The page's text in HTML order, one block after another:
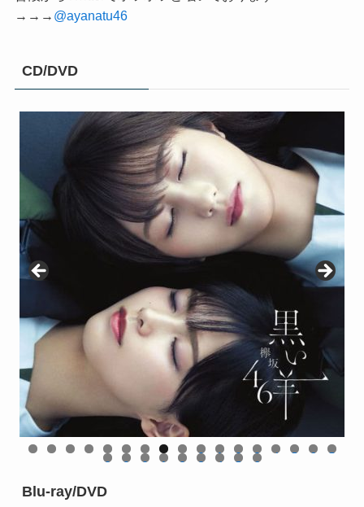
→→→ @ayanatu46
CD/DVD
BAN (初回仕様限定盤 Type-A CD＋Blu-ray) [ 櫻坂46 ]
BAN (初回仕様限定盤 Type-B CD＋Blu-ray) [ 櫻坂46 ]
BAN (初回仕様限定盤 Type-C CD＋Blu-ray) [ 櫻坂46
]
BAN (初回仕様限定盤 Type-D CD＋Blu-ray) [ 櫻坂46
]
【楽天ブックス限定先着特典】BAN (通常盤)(ステッ
カー(楽天ブックス絵柄)) [ 櫻坂46 ]
0 1 2 3 4 5 6 7
8 9 0 1 2 3 4 5 6
Blu-ray/DVD